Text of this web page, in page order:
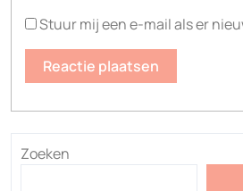
Stuur mij een e-mail als er
Zoeken